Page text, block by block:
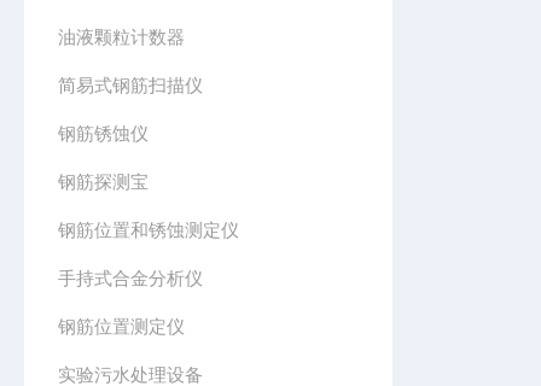
油液颗粒计数器
简易式钢筋扫描仪
钢筋锈蚀仪
钢筋探测宝
钢筋位置和锈蚀测定仪
手持式合金分析仪
钢筋位置测定仪
实验污水处理设备